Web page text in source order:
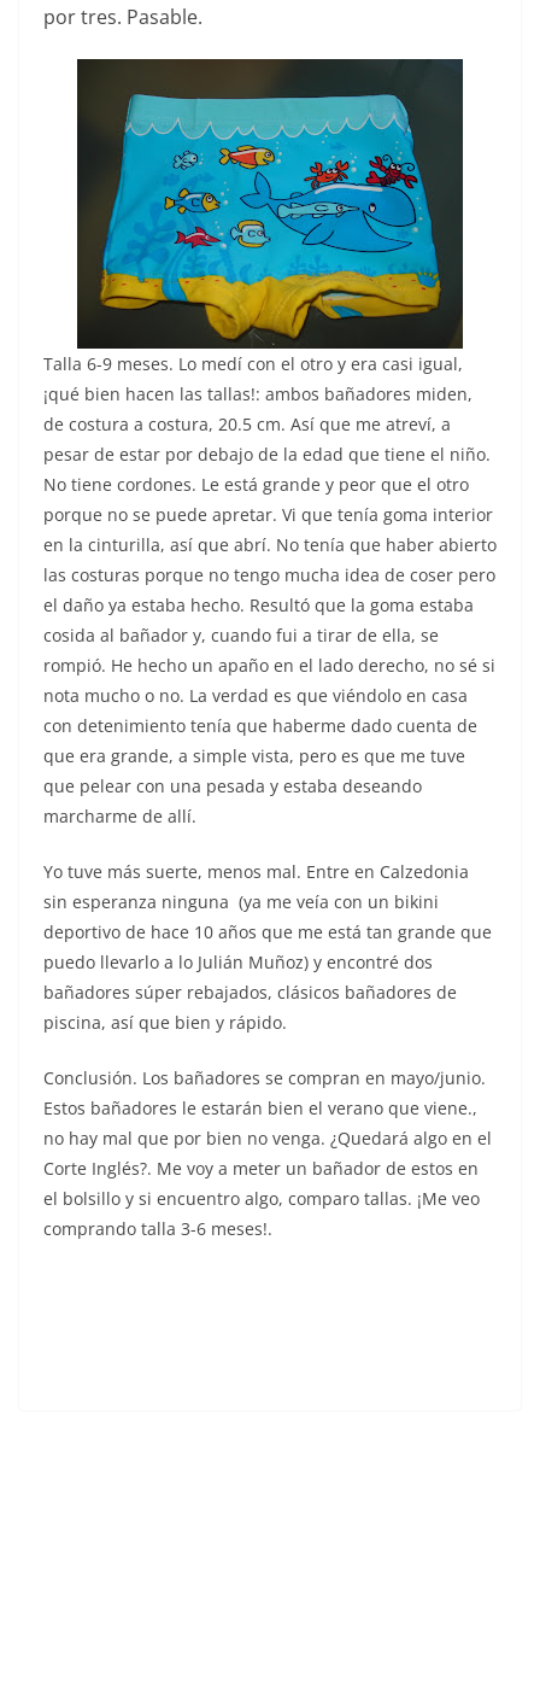
por tres. Pasable.
Talla 6-9 meses. Lo medí con el otro y era casi igual,
¡qué bien hacen las tallas!: ambos bañadores miden,
de costura a costura, 20.5 cm. Así que me atreví, a
pesar de estar por debajo de la edad que tiene el niño.
No tiene cordones. Le está grande y peor que el otro
porque no se puede apretar. Vi que tenía goma interior
en la cinturilla, así que abrí. No tenía que haber abierto
las costuras porque no tengo mucha idea de coser pero
el daño ya estaba hecho. Resultó que la goma estaba
cosida al bañador y, cuando fui a tirar de ella, se
rompió. He hecho un apaño en el lado derecho, no sé si
nota mucho o no. La verdad es que viéndolo en casa
con detenimiento tenía que haberme dado cuenta de
que era grande, a simple vista, pero es que me tuve
que pelear con una pesada y estaba deseando
marcharme de allí.
Yo tuve más suerte, menos mal. Entre en Calzedonia
sin esperanza ninguna (ya me veía con un bikini
deportivo de hace 10 años que me está tan grande que
puedo llevarlo a lo Julián Muñoz) y encontré dos
bañadores súper rebajados, clásicos bañadores de
piscina, así que bien y rápido.
Conclusión. Los bañadores se compran en mayo/junio.
Estos bañadores le estarán bien el verano que viene.,
no hay mal que por bien no venga. ¿Quedará algo en el
Corte Inglés?. Me voy a meter un bañador de estos en
el bolsillo y si encuentro algo, comparo tallas. ¡Me veo
comprando talla 3-6 meses!.